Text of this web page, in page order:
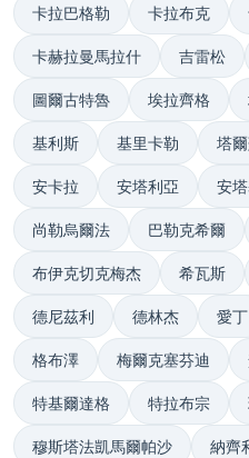
卡拉巴格勒 卡拉布克
卡赫拉曼馬拉什 吉雷松
圖爾古特魯 埃拉齊格
基利斯 基里卡勒 塔
安卡拉 安塔利亞 安
尚勒烏爾法 巴勒克希爾
布伊克切克梅杰 希瓦斯
德尼茲利 德林杰 愛丁
格布澤 梅爾克塞芬迪
特基爾達格 特拉布宗
穆斯塔法凱馬爾帕沙 納齊